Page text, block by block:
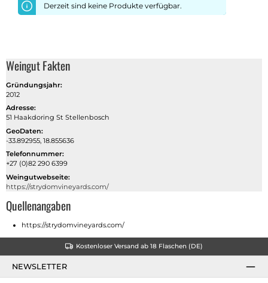
Derzeit sind keine Produkte verfügbar.
Weingut Fakten
Gründungsjahr:
2012
Adresse:
51 Haakdoring St Stellenbosch
GeoDaten:
-33.892955, 18.855636
Telefonnummer:
+27 (0)82 290 6399
Weingutwebseite:
https://strydomvineyards.com/
Quellenangaben
https://strydomvineyards.com/
Kostenloser Versand ab 18 Flaschen (DE)
NEWSLETTER